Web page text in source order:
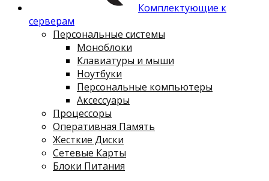
Комплектующие к
серверам
Персональные системы
Моноблоки
Клавиатуры и мыши
Ноутбуки
Персональные компьютеры
Аксессуары
Процессоры
Оперативная Память
Жесткие Диски
Сетевые Карты
Блоки Питания